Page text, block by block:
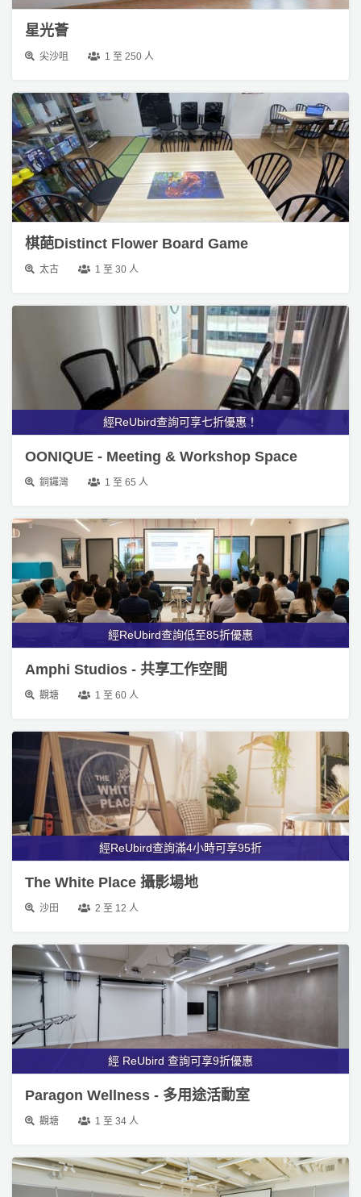
星光薈
尖沙咀
棋葩Distinct Flower Board Game
太古 1 至 30 人
經ReUbird查詢可享七折優惠！
OONIQUE - Meeting & Workshop Space
銅鑼灣 1 至 65 人
經ReUbird查詢低至85折優惠
Amphi Studios - 共享工作空間
觀塘 1 至 60 人
經ReUbird查詢滿4小時可享95折
The White Place 攝影場地
沙田 2 至 12 人
經 ReUbird 查詢可享9折優惠
Paragon Wellness - 多用途活動室
觀塘 1 至 34 人